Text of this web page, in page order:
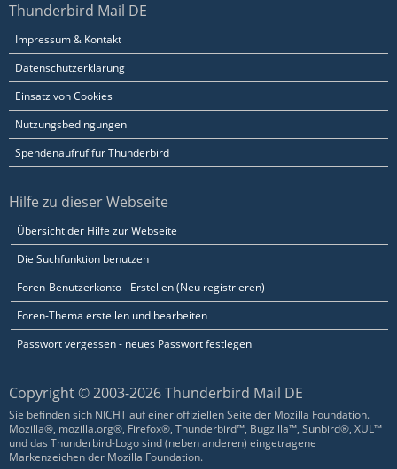
Thunderbird Mail DE
Impressum & Kontakt
Datenschutzerklärung
Einsatz von Cookies
Nutzungsbedingungen
Spendenaufruf für Thunderbird
Hilfe zu dieser Webseite
Übersicht der Hilfe zur Webseite
Die Suchfunktion benutzen
Foren-Benutzerkonto - Erstellen (Neu registrieren)
Foren-Thema erstellen und bearbeiten
Passwort vergessen - neues Passwort festlegen
Copyright © 2003-2026 Thunderbird Mail DE
Sie befinden sich NICHT auf einer offiziellen Seite der Mozilla Foundation.
Mozilla®, mozilla.org®, Firefox®, Thunderbird™, Bugzilla™, Sunbird®, XUL™
und das Thunderbird-Logo sind (neben anderen) eingetragene
Markenzeichen der Mozilla Foundation.